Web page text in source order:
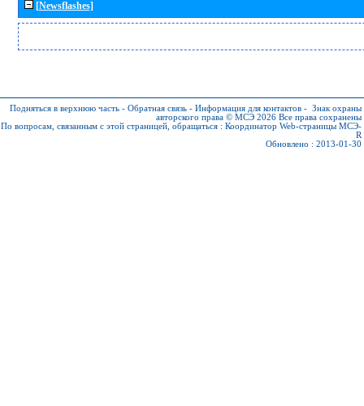
[Newsflashes]
Подняться в верхнюю часть - Обратная связь - Информация для контактов - Знак охраны
авторского права © МСЭ 2026 Все права сохранены
По вопросам, связанным с этой страницей, обращаться : Координатор Web-страницы МСЭ-
R
Обновлено : 2013-01-30